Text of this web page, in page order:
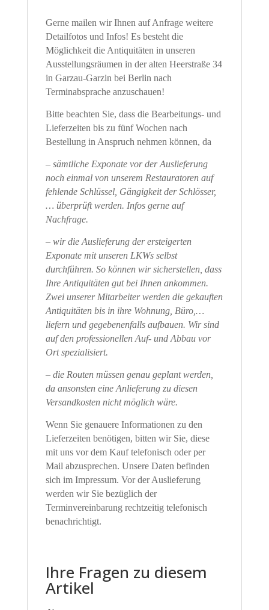
Gerne mailen wir Ihnen auf Anfrage weitere
Detailfotos und Infos! Es besteht die
Möglichkeit die Antiquitäten in unseren
Ausstellungsräumen in der alten Heerstraße 34
in Garzau-Garzin bei Berlin nach
Terminabsprache anzuschauen!
Bitte beachten Sie, dass die Bearbeitungs- und
Lieferzeiten bis zu fünf Wochen nach
Bestellung in Anspruch nehmen können, da
– sämtliche Exponate vor der Auslieferung
noch einmal von unserem Restauratoren auf
fehlende Schlüssel, Gängigkeit der Schlösser,
… überprüft werden. Infos gerne auf
Nachfrage.
– wir die Auslieferung der ersteigerten
Exponate mit unseren LKWs selbst
durchführen. So können wir sicherstellen, dass
Ihre Antiquitäten gut bei Ihnen ankommen.
Zwei unserer Mitarbeiter werden die gekauften
Antiquitäten bis in ihre Wohnung, Büro,…
liefern und gegebenenfalls aufbauen. Wir sind
auf den professionellen Auf- und Abbau vor
Ort spezialisiert.
– die Routen müssen genau geplant werden,
da ansonsten eine Anlieferung zu diesen
Versandkosten nicht möglich wäre.
Wenn Sie genauere Informationen zu den
Lieferzeiten benötigen, bitten wir Sie, diese
mit uns vor dem Kauf telefonisch oder per
Mail abzusprechen. Unsere Daten befinden
sich im Impressum. Vor der Auslieferung
werden wir Sie bezüglich der
Terminvereinbarung rechtzeitig telefonisch
benachrichtigt.
Ihre Fragen zu diesem
Artikel